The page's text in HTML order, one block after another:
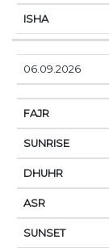
06.09.2026